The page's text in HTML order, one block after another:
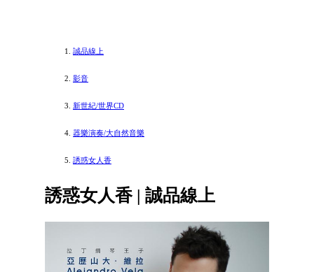
誠品線上
影音
新世紀/世界CD
器樂演奏/大自然音樂
誘惑女人香
誘惑女人香 | 誠品線上